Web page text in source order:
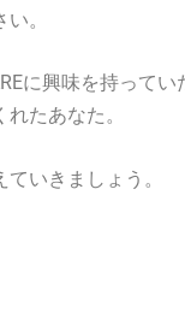
。
に興味を持って
たあなた。
いきましょう。